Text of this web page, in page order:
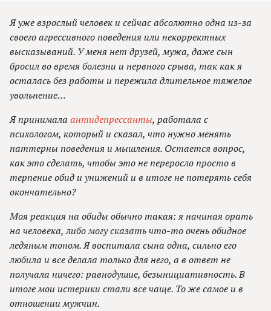
Я уже взрослый человек и сейчас абсолютно одна из-за
своего агрессивного поведения или некорректных
высказываний. У меня нет друзей, мужа, даже сын
бросил во время болезни и нервного срыва, так как я
осталась без работы и пережила длительное тяжелое
увольнение…
Я принимала антидепрессанты, работала с
психологом, который и сказал, что нужно менять
паттерны поведения и мышления. Остается вопрос,
как это сделать, чтобы это не переросло просто в
терпение обид и унижений и в итоге не потерять себя
окончательно?
Моя реакция на обиды обычно такая: я начиная орать
на человека, либо могу сказать что-то очень обидное
ледяным тоном. Я воспитала сына одна, сильно его
любила и все делала только для него, а в ответ не
получала ничего: равнодушие, безынициативность. В
итоге мои истерики стали все чаще. То же самое и в
отношении мужчин.